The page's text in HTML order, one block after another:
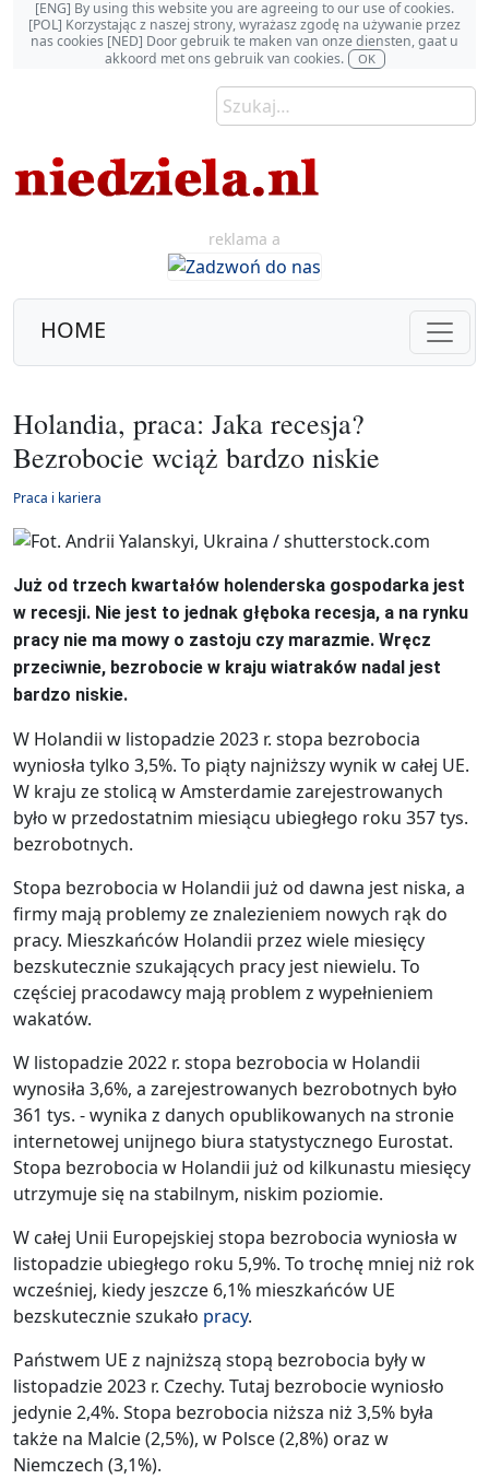
[ENG] By using this website you are agreeing to our use of cookies.
[POL] Korzystając z naszej strony, wyrażasz zgodę na używanie przez
nas cookies [NED] Door gebruik te maken van onze diensten, gaat u
akkoord met ons gebruik van cookies.
OK
reklama a
HOME
Holandia, praca: Jaka recesja?
Bezrobocie wciąż bardzo niskie
Praca i kariera
Już od trzech kwartałów holenderska gospodarka jest
w recesji. Nie jest to jednak głęboka recesja, a na rynku
pracy nie ma mowy o zastoju czy marazmie. Wręcz
przeciwnie, bezrobocie w kraju wiatraków nadal jest
bardzo niskie.
W Holandii w listopadzie 2023 r. stopa bezrobocia
wyniosła tylko 3,5%. To piąty najniższy wynik w całej UE.
W kraju ze stolicą w Amsterdamie zarejestrowanych
było w przedostatnim miesiącu ubiegłego roku 357 tys.
bezrobotnych.
Stopa bezrobocia w Holandii już od dawna jest niska, a
firmy mają problemy ze znalezieniem nowych rąk do
pracy. Mieszkańców Holandii przez wiele miesięcy
bezskutecznie szukających pracy jest niewielu. To
częściej pracodawcy mają problem z wypełnieniem
wakatów.
W listopadzie 2022 r. stopa bezrobocia w Holandii
wynosiła 3,6%, a zarejestrowanych bezrobotnych było
361 tys. - wynika z danych opublikowanych na stronie
internetowej unijnego biura statystycznego Eurostat.
Stopa bezrobocia w Holandii już od kilkunastu miesięcy
utrzymuje się na stabilnym, niskim poziomie.
W całej Unii Europejskiej stopa bezrobocia wyniosła w
listopadzie ubiegłego roku 5,9%. To trochę mniej niż rok
wcześniej, kiedy jeszcze 6,1% mieszkańców UE
bezskutecznie szukało pracy.
Państwem UE z najniższą stopą bezrobocia były w
listopadzie 2023 r. Czechy. Tutaj bezrobocie wyniosło
jedynie 2,4%. Stopa bezrobocia niższa niż 3,5% była
także na Malcie (2,5%), w Polsce (2,8%) oraz w
Niemczech (3,1%).